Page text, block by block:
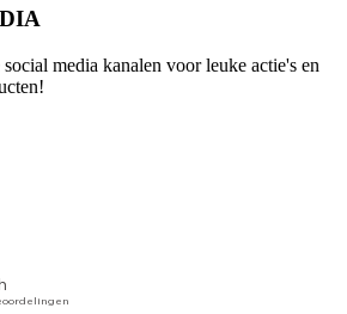
media kanalen voor leuke actie's en